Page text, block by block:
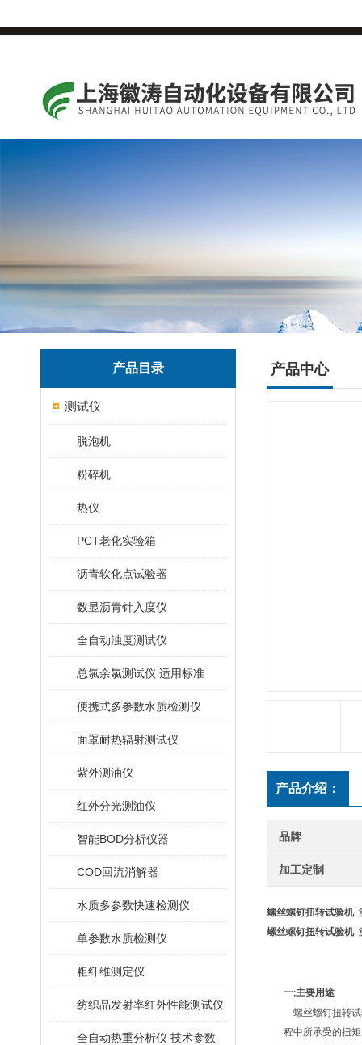
产品目录
测试仪
脱泡机
粉碎机
热仪
PCT老化实验箱
沥青软化点试验器
数显沥青针入度仪
全自动浊度测试仪
总氯余氯测试仪 适用标准
便携式多参数水质检测仪
面罩耐热辐射测试仪
紫外测油仪
红外分光测油仪
智能BOD分析仪器
COD回流消解器
水质多参数快速检测仪
单参数水质检测仪
粗纤维测定仪
纺织品发射率红外性能测试仪
全自动热重分析仪 技术参数
产品中心
产品介绍：
品牌
加工定制
螺丝螺钉扭转试验机
螺丝螺钉扭转试验机
一;主要用途
螺丝螺钉扭转试
程中所承受的扭